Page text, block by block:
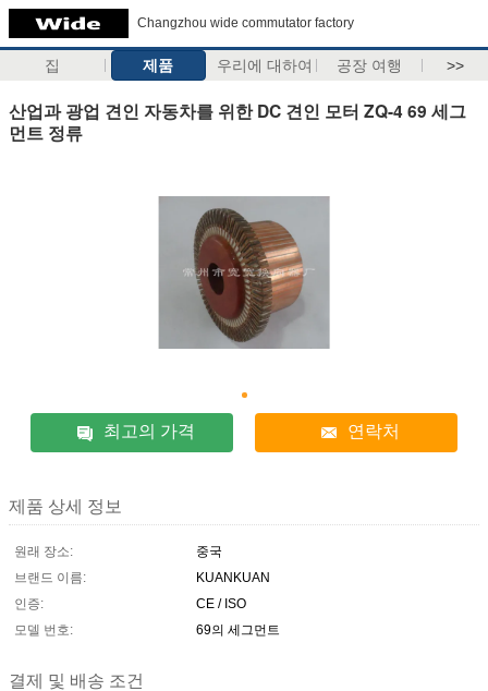
Changzhou wide commutator factory
집 제품 우리에 대하여 공장 여행 >>
산업과 광업 견인 자동차를 위한 DC 견인 모터 ZQ-4 69 세그
먼트 정류
최고의 가격 연락처
제품 상세 정보
원래 장소:
중국
브랜드 이름:
KUANKUAN
인증:
CE / ISO
모델 번호:
69의 세그먼트
결제 및 배송 조건